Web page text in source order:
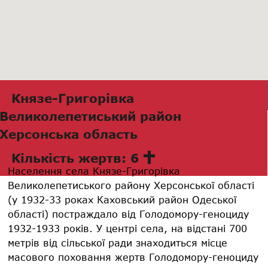
Князе-Григорівка
Великолепетиський район
Херсонська область
Кількість жертв: 6
Населення села Князе-Григорівка
Великолепетиського району Херсонської області
(у 1932-33 роках Каховський район Одеської
області) постраждало від Голодомору-геноциду
1932-1933 років. У центрі села, на відстані 700
метрів від сільської ради знаходиться місце
масового поховання жертв Голодомору-геноциду